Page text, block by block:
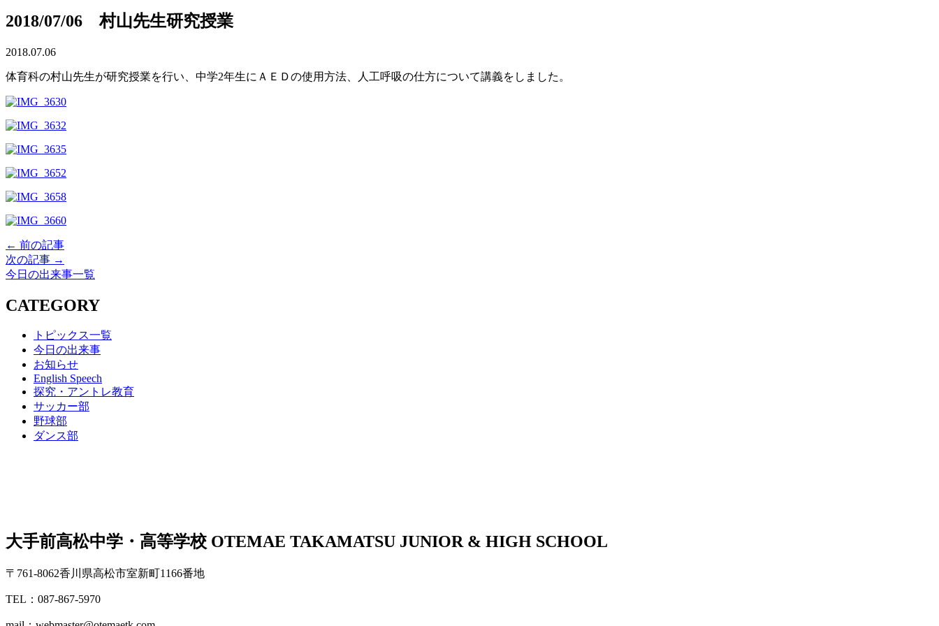
2018/07/06 村山先生研究授業
2018.07.06
体育科の村山先生が研究授業を行い、中学2年生にＡＥＤの使用方法、人工呼吸の仕方について講義をしました。
← 前の記事
次の記事 →
今日の出来事一覧
CATEGORY
トピックス一覧
今日の出来事
お知らせ
English Speech
探究・アントレ教育
サッカー部
野球部
ダンス部
大手前高松中学・高等学校 OTEMAE TAKAMATSU JUNIOR & HIGH SCHOOL
〒761-8062香川県高松市室新町1166番地
TEL：087-867-5970